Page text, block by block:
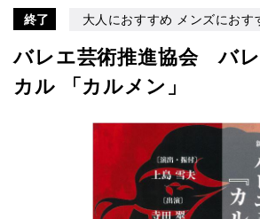
終了 大人におすすめ メンズにおす
バレエ芸術推進協会 バ
カル 「カルメン」